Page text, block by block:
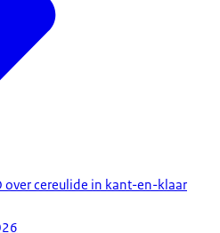
over cereulide in kant-en-klaar